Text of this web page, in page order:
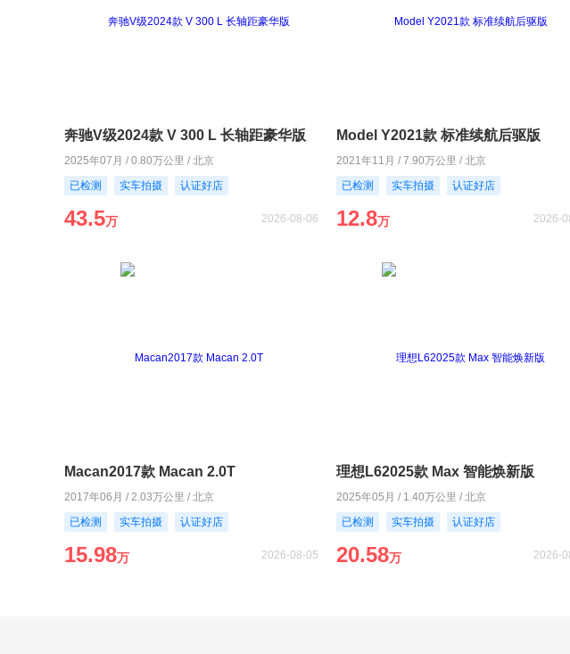
奔驰V级2024款 V 300 L 长轴距豪华版
2025年07月 / 0.80万公里 / 北京
已检测
实车拍摄 认证好店
43.5万 2026-08-06
Model Y2021款 标准续航后驱版
2021年11月 / 7.90万公里 / 北京
已检测
实车拍摄 认证好店
12.8万 2026-
Macan2017款 Macan 2.0T
2017年06月 / 2.03万公里 / 北京
已检测
实车拍摄 认证好店
15.98万 2026-08-05
理想L62025款 Max 智能焕新版
2025年05月 / 1.40万公里 / 北京
已检测
实车拍摄 认证好店
20.58万 2026-